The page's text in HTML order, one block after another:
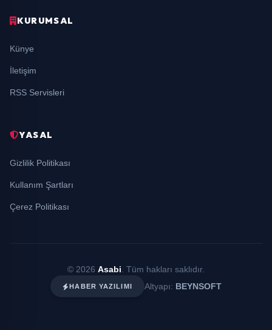
KURUMSAL
Künye
İletişim
RSS Servisleri
YASAL
Gizlilik Politikası
Kullanım Şartları
Çerez Politikası
© 2026 Asabi . Tüm hakları saklıdır.
HABER YAZILIMI Altyapı: BEYNSOFT